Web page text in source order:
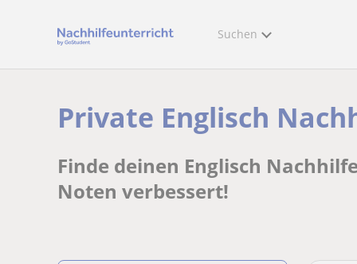
Suchen
Private Englisch
Finde deinen Englisch
Noten verbessert!